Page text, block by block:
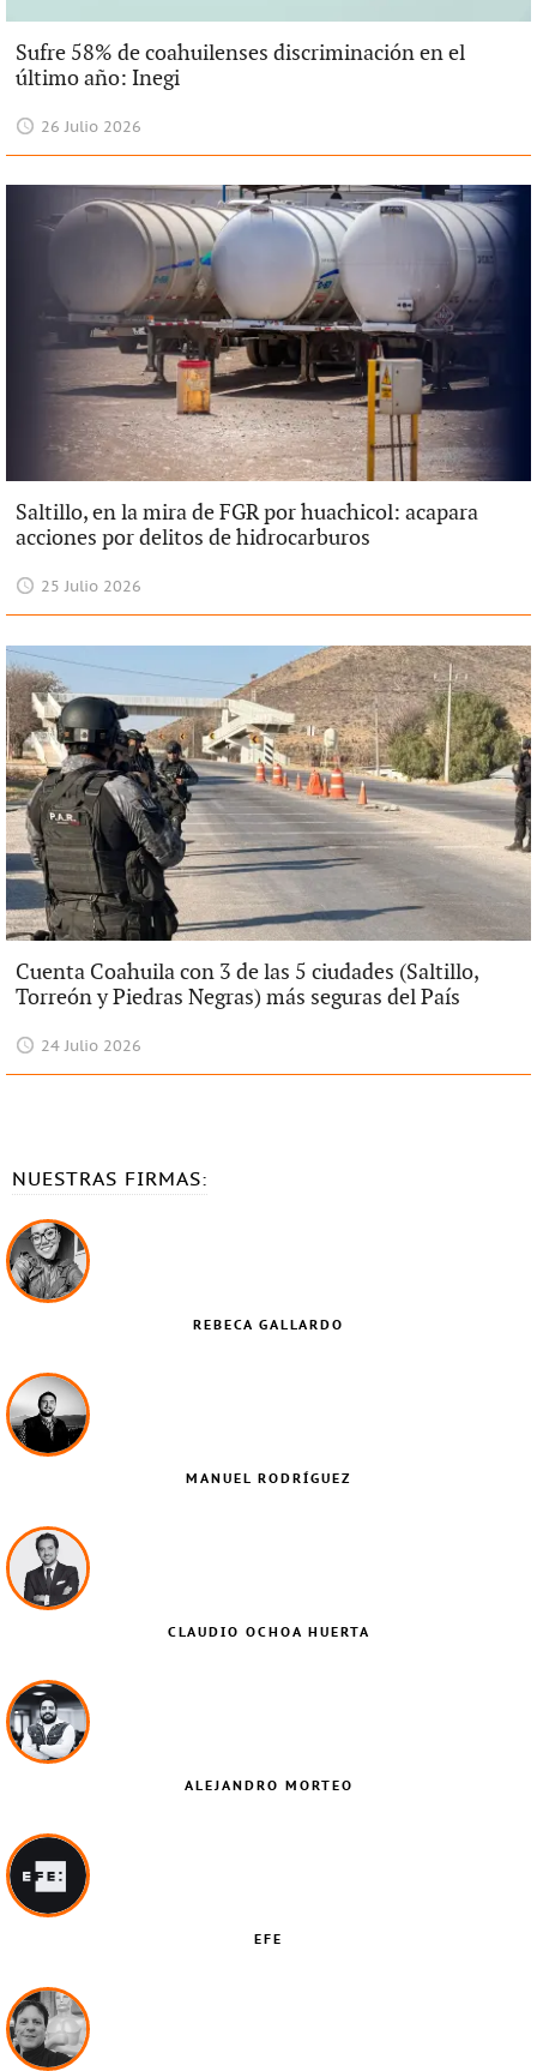
NUESTRAS FIRMAS:
REBECA GALLARDO
MANUEL RODRÍGUEZ
CLAUDIO OCHOA HUERTA
ALEJANDRO MORTEO
EFE
Sufre 58% de coahuilenses discriminación en el
último año: Inegi
26 Julio 2026
Saltillo, en la mira de FGR por huachicol: acapara
acciones por delitos de hidrocarburos
25 Julio 2026
Cuenta Coahuila con 3 de las 5 ciudades (Saltillo,
Torreón y Piedras Negras) más seguras del País
24 Julio 2026